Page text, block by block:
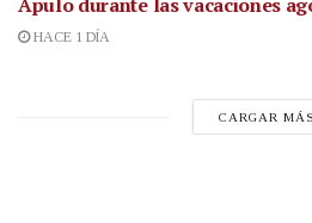
HACE 1 DÍA
CARGAR MÁS